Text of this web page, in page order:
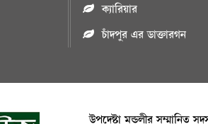
ক্যারিয়ার
চাঁদপুর এর ডাক্তারগন
উপদেষ্টা মন্ডলীর সম্মানিত